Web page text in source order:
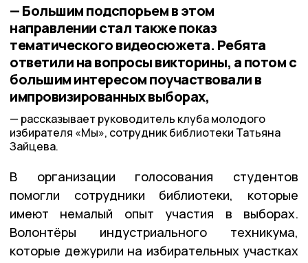
— Большим подспорьем в этом
направлении стал также показ
тематического видеосюжета. Ребята
ответили на вопросы викторины, а потом с
большим интересом поучаствовали в
импровизированных выборах,
рассказывает руководитель клуба молодого
избирателя «Мы», сотрудник библиотеки Татьяна
Зайцева.
В организации голосования студентов
помогли сотрудники библиотеки, которые
имеют немалый опыт участия в выборах.
Волонтёры индустриального техникума,
которые дежурили на избирательных участках